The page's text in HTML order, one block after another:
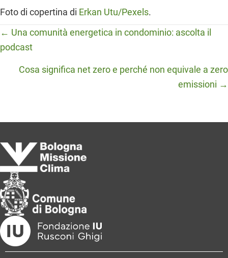
Foto di copertina di Erkan Utu/Pexels.
Posts
navigation
← Una comunità energetica in condominio: ascolta il
podcast
Cosa significa net zero e perché non equivale a zero
emissioni →